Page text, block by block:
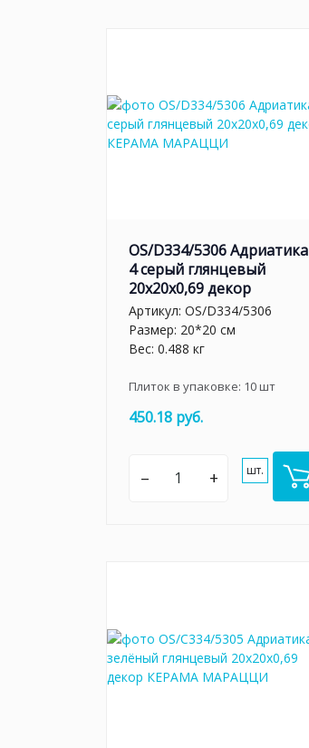
OS/D334/5306 Адриатика
4 серый глянцевый
20x20x0,69 декор
Артикул: OS/D334/5306
Размер: 20*20 см
Вес: 0.488 кг
Плиток в упаковке: 10шт
450.18 руб.
– + шт.